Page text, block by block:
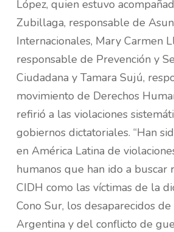
López, quien estuvo
Zubillaga, responsable de
Internacionales, Mary Carmen
responsable de Prevención y
Ciudadana y Tamara Sujú,
movimiento de Derechos
refirió a las violaciones
gobiernos dictatoriales. “Han
en América Latina de
humanos que han ido a buscar
CIDH como las víctimas de la
Cono Sur, los desaparecidos
Argentina y del conflicto de